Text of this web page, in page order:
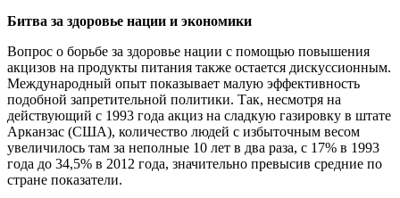
Битва за здоровье нации и экономики
Вопрос о борьбе за здоровье нации с помощью повышения
акцизов на продукты питания также остается дискуссионным.
Международный опыт показывает малую эффективность
подобной запретительной политики. Так, несмотря на
действующий с 1993 года акциз на сладкую газировку в штате
Арканзас (США), количество людей с избыточным весом
увеличилось там за неполные 10 лет в два раза, с 17% в 1993
года до 34,5% в 2012 года, значительно превысив средние по
стране показатели.